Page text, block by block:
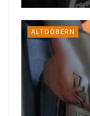
ALTDÖBERN